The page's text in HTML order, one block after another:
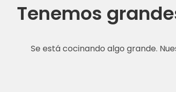
Tenemos
Se está cocinando algo grande.